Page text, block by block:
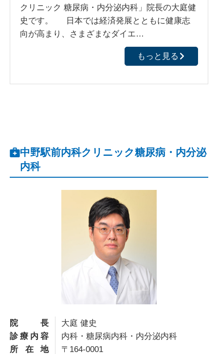
クリニック 糖尿病・内分泌内科」院長の大庭健
史です。 日本では経済発展とともに健康志
向が高まり、さまざまなダイエ…
もっと見る
中野駅前内科クリニック糖尿病・内分泌
内科
院長
大庭 健史
診療内容
内科・糖尿病内科・内分泌内科
所在地
〒164-0001